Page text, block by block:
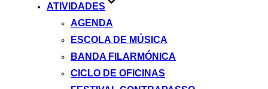
ATIVIDADES
AGENDA
ESCOLA DE MÚSICA
BANDA FILARMÓNICA
CICLO DE OFICINAS